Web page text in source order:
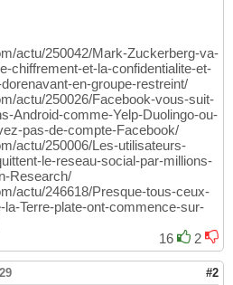
actu/250042/Mark-Zuckerberg-va-
chiffrement-et-la-confidentialite-et-
en-groupe-restreint/
actu/250026/Facebook-vous-suit-
Android-comme-Yelp-Duolingo-ou-
pas-de-compte-Facebook/
actu/250006/Les-utilisateurs-
le-reseau-social-par-millions-
Research/
actu/246618/Presque-tous-ceux-
la-Terre-plate-ont-commence-sur-
16
2
#2